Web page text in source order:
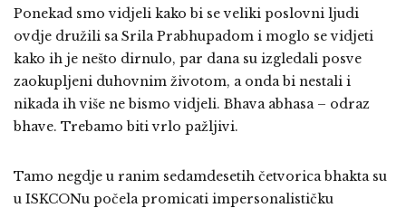
Ponekad smo vidjeli kako bi se veliki poslovni ljudi
ovdje družili sa Srila Prabhupadom i moglo se vidjeti
kako ih je nešto dirnulo, par dana su izgledali posve
zaokupljeni duhovnim životom, a onda bi nestali i
nikada ih više ne bismo vidjeli. Bhava abhasa – odraz
bhave. Trebamo biti vrlo pažljivi.
Tamo negdje u ranim sedamdesetih četvorica bhakta su
u ISKCONu počela promicati impersonalističku